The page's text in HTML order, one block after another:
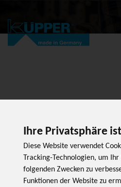
Ihre Privatsphäre
Diese Website verwendet
Tracking-Technologien, um
folgenden Zwecken zu
Funktionen der Website zu